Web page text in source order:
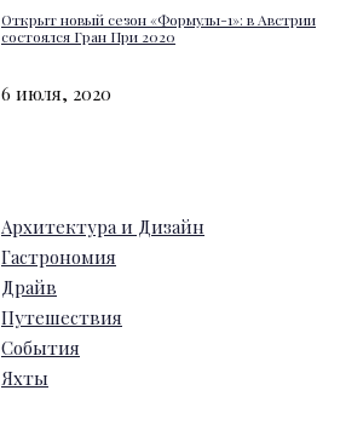
Открыт новый сезон «Формулы-1»: в Австрии
состоялся Гран При 2020
6 июля, 2020
Архитектура и Дизайн
Гастрономия
Драйв
Путешествия
События
Яхты